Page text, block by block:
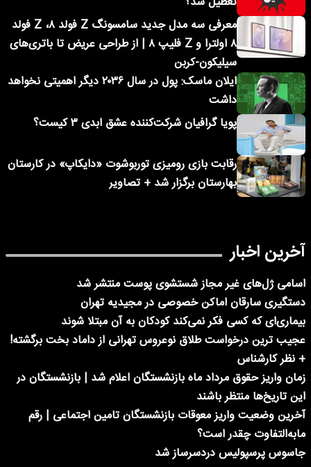
معرفی سه مدل جدید سامسونگ Z فولد ۸، Z فولد
۸ اولترا و Z فلیپ ۸ | از طراحی عریض تا باتری‌های
سیلیکون-کربن
ایلان ماسک: پول در سال ۲۰۳۶ دیگر اهمیتی نخواهد
داشت
پویا گرافیان شرکت‌کننده عشق ابدی ۳ کیست؟
رقابت بازی رومیزی توربوشوت «دایکاپ» در کارستان
بهارستان برگزار شد + تصاویر
آخرین اخبار
اسامی ژل‌های غیر مجاز شستشوی پوست منتشر شد
دستگیری سارقان اماکن خصوصی در مجیدیه تهران
بیماری‌ای که کسی فکر نمی‌کند کودکان به آن مبتلا شوند
عجیب ترین درخواست طلاق نوعروس تهرانی از داماد بخت برگشته!
+ نظر کارشناس
زمان واریز حقوق مرداد ماه بازنشستگان اعلام شد | بازنشستگان در
این تاریخ‌ها منتظر باشند
آخرین وضعیت واریز معوقات بازنشستگان تامین اجتماعی | رقم
مابه‌التفاوت چقدر است؟
جاسوس پرسپولیس دردسرساز شد